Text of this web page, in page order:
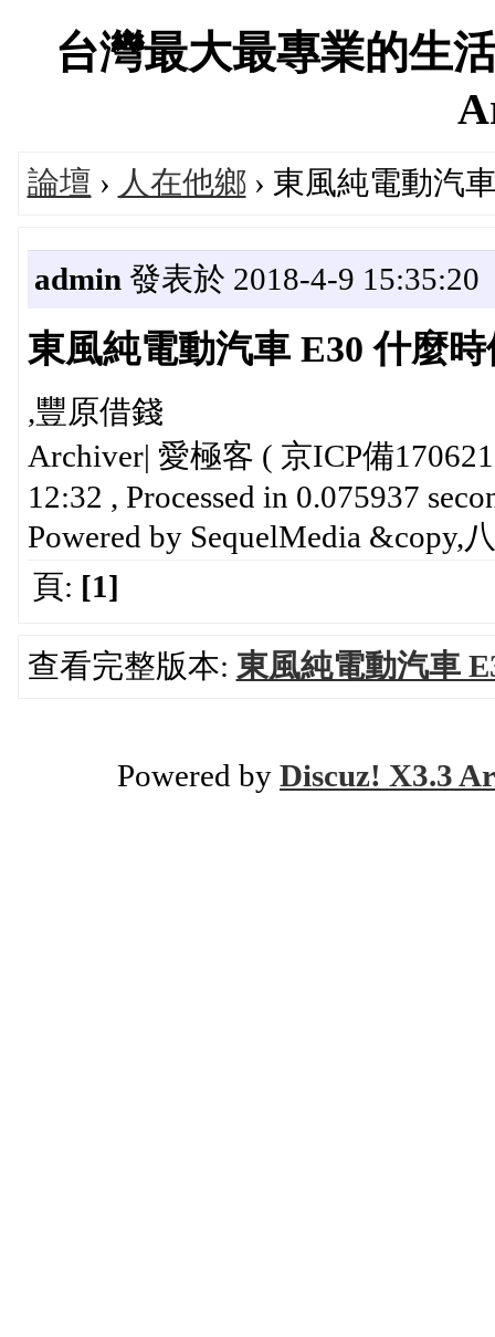
台灣最大最專業的生
論壇 › 人在他鄉 › 東風純電動汽
admin 發表於 2018-4-9 15:35:20
東風純電動汽車 E30 什麼
,豐原借錢
Archiver| 愛極客 ( 京ICP備
12:32 , Processed in 0.075937
Powered by SequelMedia &copy,
頁: [1]
查看完整版本: 東風純電動汽車
Powered by Discuz! X3.3